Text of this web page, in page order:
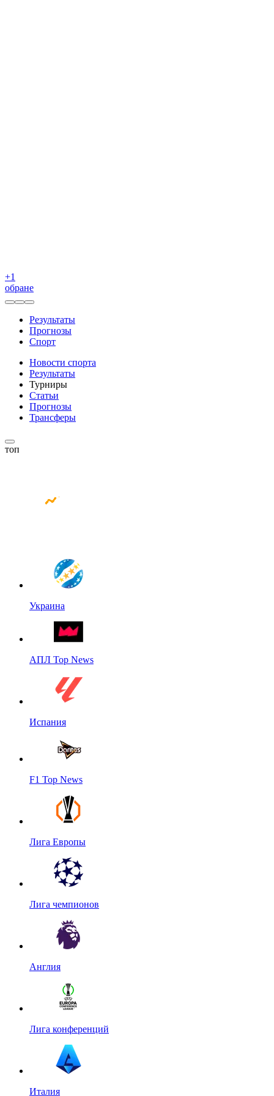
+1
обране
Результаты
Прогнозы
Спорт
Новости спорта
Результаты
Турниры
Статьи
Прогнозы
Трансферы
топ
Украина
АПЛ Top News
Испания
F1 Top News
Лига Европы
Лига чемпионов
Англия
Лига конференций
Италия